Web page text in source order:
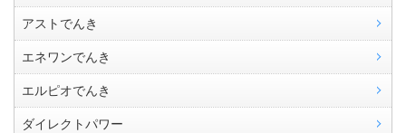
アストでんき
エネワンでんき
エルピオでんき
ダイレクトパワー